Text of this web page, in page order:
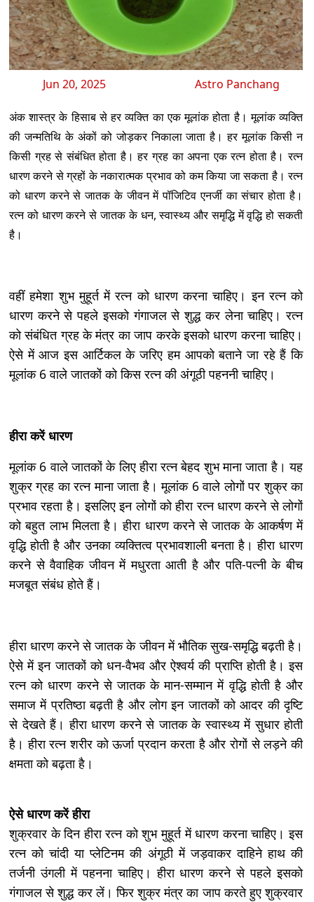
Jun 20, 2025 Astro Panchang
अंक शास्त्र के हिसाब से हर व्यक्ति का एक मूलांक होता है। मूलांक व्यक्ति
की जन्मतिथि के अंकों को जोड़कर निकाला जाता है। हर मूलांक किसी न
किसी ग्रह से संबंधित होता है। हर ग्रह का अपना एक रत्न होता है। रत्न
धारण करने से ग्रहों के नकारात्मक प्रभाव को कम किया जा सकता है। रत्न
को धारण करने से जातक के जीवन में पॉजिटिव एनर्जी का संचार होता है।
रत्न को धारण करने से जातक के धन, स्वास्थ्य और समृद्धि में वृद्धि हो सकती
है।
वहीं हमेशा शुभ मुहूर्त में रत्न को धारण करना चाहिए। इन रत्न को
धारण करने से पहले इसको गंगाजल से शुद्ध कर लेना चाहिए। रत्न
को संबंधित ग्रह के मंत्र का जाप करके इसको धारण करना चाहिए।
ऐसे में आज इस आर्टिकल के जरिए हम आपको बताने जा रहे हैं कि
मूलांक 6 वाले जातकों को किस रत्न की अंगूठी पहननी चाहिए।
हीरा करें धारण
मूलांक 6 वाले जातकों के लिए हीरा रत्न बेहद शुभ माना जाता है। यह
शुक्र ग्रह का रत्न माना जाता है। मूलांक 6 वाले लोगों पर शुक्र का
प्रभाव रहता है। इसलिए इन लोगों को हीरा रत्न धारण करने से लोगों
को बहुत लाभ मिलता है। हीरा धारण करने से जातक के आकर्षण में
वृद्धि होती है और उनका व्यक्तित्व प्रभावशाली बनता है। हीरा धारण
करने से वैवाहिक जीवन में मधुरता आती है और पति-पत्नी के बीच
मजबूत संबंध होते हैं।
हीरा धारण करने से जातक के जीवन में भौतिक सुख-समृद्धि बढ़ती है।
ऐसे में इन जातकों को धन-वैभव और ऐश्वर्य की प्राप्ति होती है। इस
रत्न को धारण करने से जातक के मान-सम्मान में वृद्धि होती है और
समाज में प्रतिष्ठा बढ़ती है और लोग इन जातकों को आदर की दृष्टि
से देखते हैं। हीरा धारण करने से जातक के स्वास्थ्य में सुधार होती
है। हीरा रत्न शरीर को ऊर्जा प्रदान करता है और रोगों से लड़ने की
क्षमता को बढ़ता है।
ऐसे धारण करें हीरा
शुक्रवार के दिन हीरा रत्न को शुभ मुहूर्त में धारण करना चाहिए। इस
रत्न को चांदी या प्लेटिनम की अंगूठी में जड़वाकर दाहिने हाथ की
तर्जनी उंगली में पहनना चाहिए। हीरा धारण करने से पहले इसको
गंगाजल से शुद्ध कर लें। फिर शुक्र मंत्र का जाप करते हुए शुक्रवार